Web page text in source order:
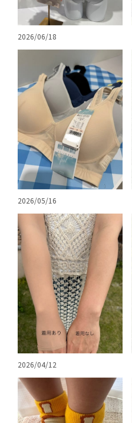
2026/06/18
2026/05/16
2026/04/12